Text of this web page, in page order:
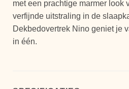
met een prachtige marmer look
verfijnde uitstraling in de
Dekbedovertrek Nino geniet je
in één.